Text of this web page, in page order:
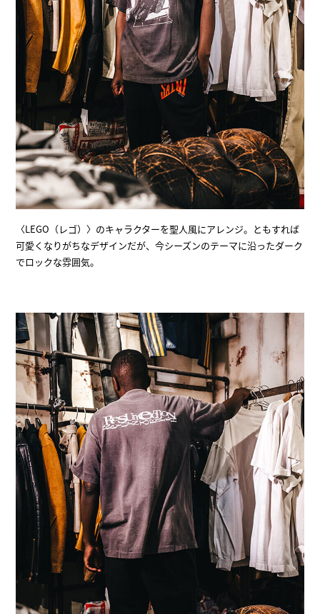
〈LEGO（レゴ）〉のキャラクターを聖人風にアレンジ。ともすれば
可愛くなりがちなデザインだが、今シーズンのテーマに沿ったダーク
でロックな雰囲気。